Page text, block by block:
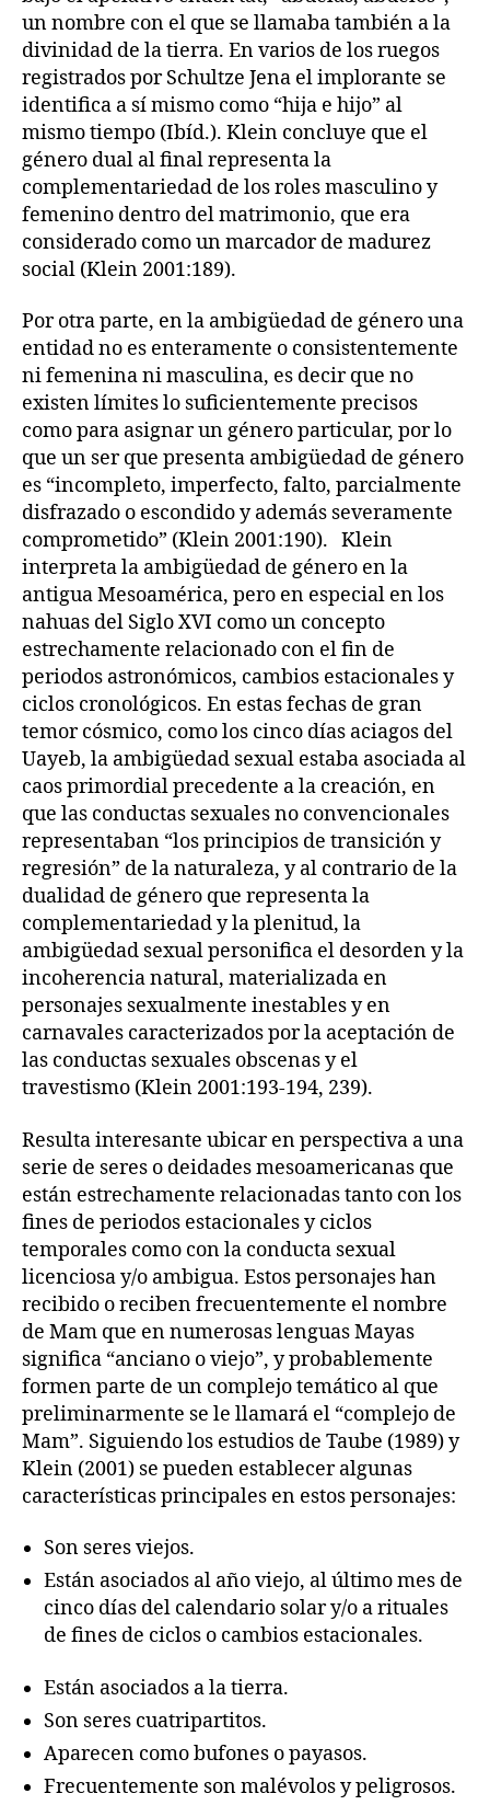
un nombre con el que se llamaba también a la
divinidad de la tierra. En varios de los ruegos
registrados por Schultze Jena el implorante se
identifica a sí mismo como “hija e hijo” al
mismo tiempo (Ibíd.). Klein concluye que el
género dual al final representa la
complementariedad de los roles masculino y
femenino dentro del matrimonio, que era
considerado como un marcador de madurez
social (Klein 2001:189).
Por otra parte, en la ambigüedad de género una
entidad no es enteramente o consistentemente
ni femenina ni masculina, es decir que no
existen límites lo suficientemente precisos
como para asignar un género particular, por lo
que un ser que presenta ambigüedad de género
es “incompleto, imperfecto, falto, parcialmente
disfrazado o escondido y además severamente
comprometido” (Klein 2001:190). Klein
interpreta la ambigüedad de género en la
antigua Mesoamérica, pero en especial en los
nahuas del Siglo XVI como un concepto
estrechamente relacionado con el fin de
periodos astronómicos, cambios estacionales y
ciclos cronológicos. En estas fechas de gran
temor cósmico, como los cinco días aciagos del
Uayeb, la ambigüedad sexual estaba asociada al
caos primordial precedente a la creación, en
que las conductas sexuales no convencionales
representaban “los principios de transición y
regresión” de la naturaleza, y al contrario de la
dualidad de género que representa la
complementariedad y la plenitud, la
ambigüedad sexual personifica el desorden y la
incoherencia natural, materializada en
personajes sexualmente inestables y en
carnavales caracterizados por la aceptación de
las conductas sexuales obscenas y el
travestismo (Klein 2001:193-194, 239).
Resulta interesante ubicar en perspectiva a una
serie de seres o deidades mesoamericanas que
están estrechamente relacionadas tanto con los
fines de periodos estacionales y ciclos
temporales como con la conducta sexual
licenciosa y/o ambigua. Estos personajes han
recibido o reciben frecuentemente el nombre
de Mam que en numerosas lenguas Mayas
significa “anciano o viejo”, y probablemente
formen parte de un complejo temático al que
preliminarmente se le llamará el “complejo de
Mam”. Siguiendo los estudios de Taube (1989) y
Klein (2001) se pueden establecer algunas
características principales en estos personajes:
Son seres viejos.
Están asociados al año viejo, al último mes de
cinco días del calendario solar y/o a rituales
de fines de ciclos o cambios estacionales.
Están asociados a la tierra.
Son seres cuatripartitos.
Aparecen como bufones o payasos.
Frecuentemente son malévolos y peligrosos.